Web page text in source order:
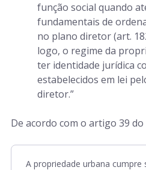
função social quando
fundamentais de
no plano diretor (art.
logo, o regime da
ter identidade jurídica
estabelecidos em lei
diretor.”
De acordo com o artigo 39
A propriedade urbana